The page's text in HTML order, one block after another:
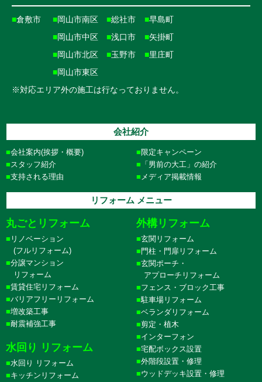
■倉敷市 ■岡山市南区
■岡山市中区
■岡山市北区
■岡山市東区
■総社市
■浅口市
■玉野市
■早島町
■矢掛町
■里庄町
※対応エリア外の施工は行なっておりません。
会社紹介
会社案内(挨拶・概要)
スタッフ紹介
支持される理由
限定キャンペーン
「男前の大工」の紹介
メディア掲載情報
リフォーム メニュー
丸ごとリフォーム
リノベーション
(フルリフォーム)
分譲マンション
リフォーム
賃貸住宅リフォーム
バリアフリーリフォーム
増改築工事
耐震補強工事
水回り リフォーム
水回り リフォーム
キッチンリフォーム
外構リフォーム
玄関リフォーム
門柱・門扉リフォーム
玄関ポーチ・
アプローチリフォーム
フェンス・ブロック工事
駐車場リフォーム
ベランダリフォーム
剪定・植木
インターフォン
宅配ボックス設置
外階段設置・修理
ウッドデッキ設置・修理